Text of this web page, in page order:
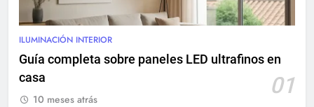
9
Renovación eléctrica en
completa
INSTALACIONES ELÉCTRICAS
MANTENIMIENTO
10
ILUMINACIÓN INTERIOR
Guía completa sobre paneles LED ultrafinos en
casa
01
10 meses atrás